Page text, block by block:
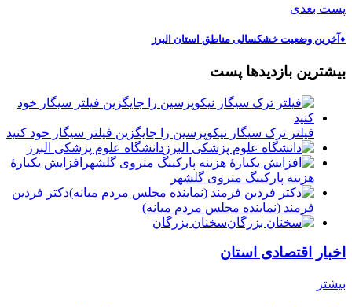
پست بعدی
♦️آخرین وضعیت خشکسالی مناطق استان البرز
بیشترین بازدیدها پست
فیلتر ترک سیگار نیکوپرسین را جایگزین فیلتر سیگار خود کنید
دانشگاه علوم پزشکی البرز
افزایش یکبارۀ
هزینه پارکینگ متروی گلشهر
دكتر فردين
فرمند (نماينده مجلس مردم میانه)
سخنان بزرگان
اخبار اقتصادی استان
بیشتر